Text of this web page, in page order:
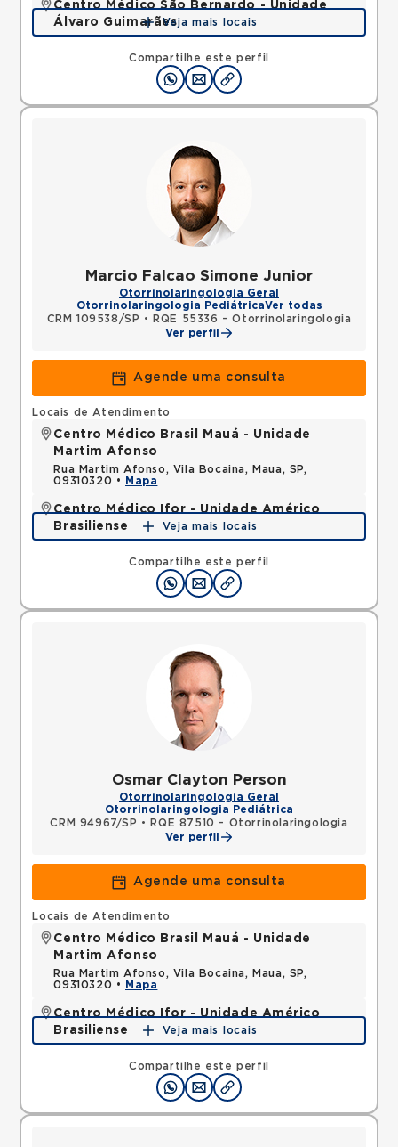
Compartilhe este perfil
Centro Médico São Bernardo - Unidade
Álvaro Guimarães
Avenida Alvaro Guimaraes, Assuncao, Sao Bernardo
do Campo, SP, 09810010 •
Mapa
Veja mais locais
Marcio Falcao Simone Junior
Otorrinolaringologia Geral
Otorrinolaringologia PediátricaVer todas
CRM 109538/SP •
RQE 55336 - Otorrinolaringologia
Ver perfil
Agende uma consulta
Compartilhe este perfil
Locais de Atendimento
Centro Médico Brasil Mauá - Unidade
Martim Afonso
Rua Martim Afonso, Vila Bocaina, Maua, SP,
09310320 •
Mapa
Centro Médico Ifor - Unidade Américo
Brasiliense
Rua Americo Brasiliense, Centro, Sao Bernardo do
Campo, SP, 09715021 •
Mapa
Veja mais locais
Osmar Clayton Person
Otorrinolaringologia Geral
Otorrinolaringologia Pediátrica
CRM 94967/SP •
RQE 87510 - Otorrinolaringologia
Ver perfil
Agende uma consulta
Compartilhe este perfil
Locais de Atendimento
Centro Médico Brasil Mauá - Unidade
Martim Afonso
Rua Martim Afonso, Vila Bocaina, Maua, SP,
09310320 •
Mapa
Centro Médico Ifor - Unidade Américo
Brasiliense
Rua Americo Brasiliense, Centro, Sao Bernardo do
Campo, SP, 09715021 •
Mapa
Veja mais locais